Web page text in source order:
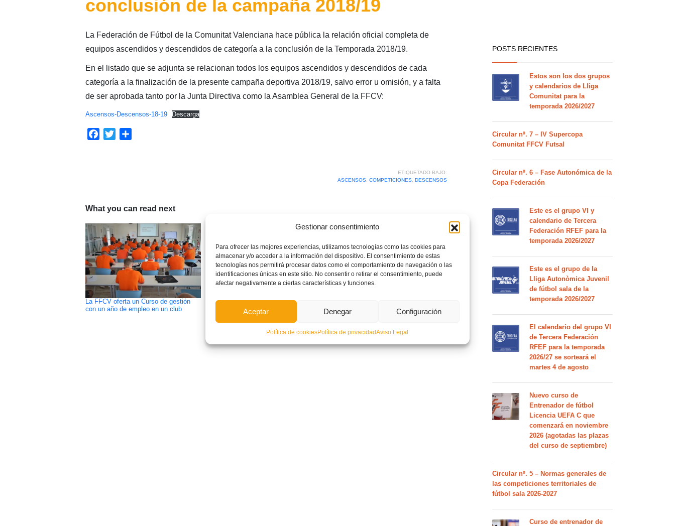
Gestionar consentimiento
Para ofrecer las mejores experiencias, utilizamos tecnologías como las cookies para
almacenar y/o acceder a la información del dispositivo. El consentimiento de estas
tecnologías nos permitirá procesar datos como el comportamiento de navegación o las
identificaciones únicas en este sitio. No consentir o retirar el consentimiento, puede
afectar negativamente a ciertas características y funciones.
Aceptar Denegar Configuración
Política de cookiesPolítica de privacidadAviso Legal
conclusión de la campaña 2018/19
La Federación de Fútbol de la Comunitat Valenciana hace pública la relación oficial completa de
equipos ascendidos y descendidos de categoría a la conclusión de la Temporada 2018/19.
En el listado que se adjunta se relacionan todos los equipos ascendidos y descendidos de cada
categoría a la finalización de la presente campaña deportiva 2018/19, salvo error u omisión, y a falta
de ser aprobada tanto por la Junta Directiva como la Asamblea General de la FFCV:
Ascensos-Descensos-18-19 Descarga
Facebook
Twitter
ETIQUETADO BAJO:
ASCENSOS, COMPETICIONES, DESCENSOS
What you can read next
La FFCV oferta un Curso de gestión
con un año de empleo en un club
El Atzeneta hace historia y sube a
Segunda B – CD Alcoyano vs Atzeneta
sub15 y sub17
POSTS RECIENTES
Estos son los dos grupos
y calendarios de Lliga
Comunitat para la
temporada 2026/2027
Circular nº. 7 – IV Supercopa
Comunitat FFCV Futsal
Circular nº. 6 – Fase Autonómica de la
Copa Federación
Este es el grupo VI y
calendario de Tercera
Federación RFEF para la
temporada 2026/2027
Este es el grupo de la
Lliga Autonòmica Juvenil
de fútbol sala de la
temporada 2026/2027
El calendario del grupo VI
de Tercera Federación
RFEF para la temporada
2026/27 se sorteará el
martes 4 de agosto
Nuevo curso de
Entrenador de fútbol
Licencia UEFA C que
comenzará en noviembre
2026 (agotadas las plazas
del curso de septiembre)
Circular nº. 5 – Normas generales de
las competiciones territoriales de
fútbol sala 2026-2027
Curso de entrenador de